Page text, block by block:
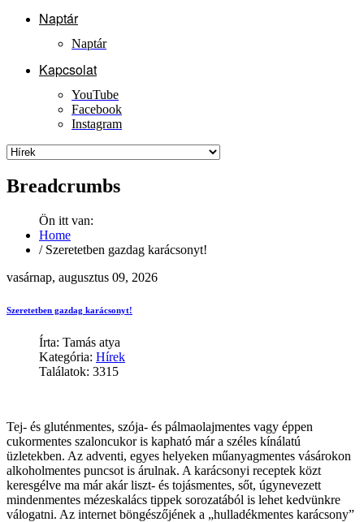
Naptár
Naptár
Kapcsolat
YouTube
Facebook
Instagram
Breadcrumbs
Ön itt van:
Home
/ Szeretetben gazdag karácsonyt!
vasárnap, augusztus 09, 2026
Szeretetben gazdag karácsonyt!
Írta: Tamás atya
Kategória: Hírek
Találatok: 3315
Tej- és gluténmentes, szója- és pálmaolajmentes vagy éppen
cukormentes szaloncukor is kapható már a széles kínálatú
üzletekben. Az adventi, egyes helyeken műanyagmentes vásárokon
alkoholmentes puncsot is árulnak. A karácsonyi receptek közt
keresgélve ma már akár liszt- és tojásmentes, sőt, úgynevezett
mindenmentes mézeskalács tippek sorozatából is lehet kedvünkre
válogatni. Az internet böngészőjének a „hulladékmentes karácsony”